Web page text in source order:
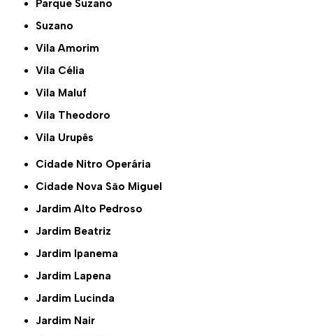
Parque Suzano
Suzano
Vila Amorim
Vila Célia
Vila Maluf
Vila Theodoro
Vila Urupês
Cidade Nitro Operária
Cidade Nova São Miguel
Jardim Alto Pedroso
Jardim Beatriz
Jardim Ipanema
Jardim Lapena
Jardim Lucinda
Jardim Nair